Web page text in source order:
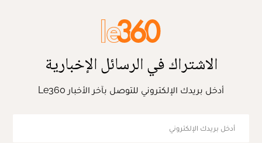
الاشتراك في الرسائل الإخبارية
أدخل بريدك الإلكتروني للتوصل بآخر الأخبار Le360